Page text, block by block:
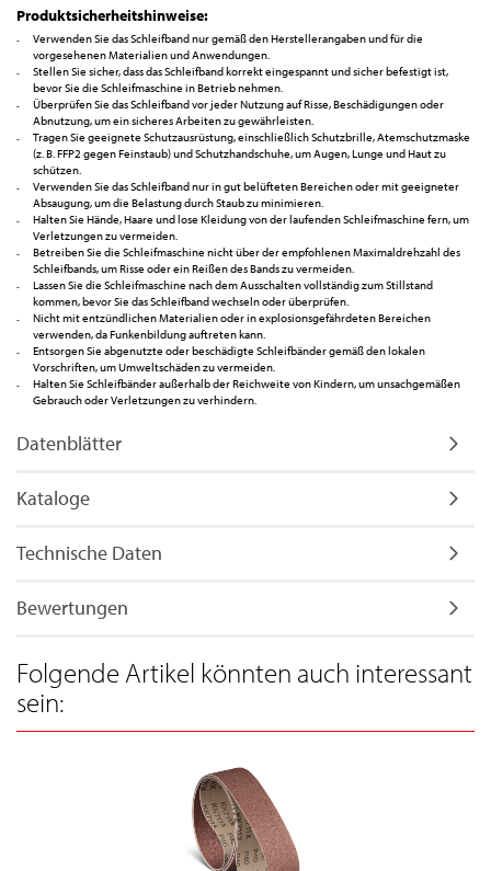
Produktsicherheitshinweise:
Verwenden Sie das Schleifband nur gemäß den Herstellerangaben und für die
vorgesehenen Materialien und Anwendungen.
Stellen Sie sicher, dass das Schleifband korrekt eingespannt und sicher befestigt ist,
bevor Sie die Schleifmaschine in Betrieb nehmen.
Überprüfen Sie das Schleifband vor jeder Nutzung auf Risse, Beschädigungen oder
Abnutzung, um ein sicheres Arbeiten zu gewährleisten.
Tragen Sie geeignete Schutzausrüstung, einschließlich Schutzbrille, Atemschutzmaske
(z. B. FFP2 gegen Feinstaub) und Schutzhandschuhe, um Augen, Lunge und Haut zu
schützen.
Verwenden Sie das Schleifband nur in gut belüfteten Bereichen oder mit geeigneter
Absaugung, um die Belastung durch Staub zu minimieren.
Halten Sie Hände, Haare und lose Kleidung von der laufenden Schleifmaschine fern, um
Verletzungen zu vermeiden.
Betreiben Sie die Schleifmaschine nicht über der empfohlenen Maximaldrehzahl des
Schleifbands, um Risse oder ein Reißen des Bands zu vermeiden.
Lassen Sie die Schleifmaschine nach dem Ausschalten vollständig zum Stillstand
kommen, bevor Sie das Schleifband wechseln oder überprüfen.
Nicht mit entzündlichen Materialien oder in explosionsgefährdeten Bereichen
verwenden, da Funkenbildung auftreten kann.
Entsorgen Sie abgenutzte oder beschädigte Schleifbänder gemäß den lokalen
Vorschriften, um Umweltschäden zu vermeiden.
Halten Sie Schleifbänder außerhalb der Reichweite von Kindern, um unsachgemäßen
Gebrauch oder Verletzungen zu verhindern.
Datenblätter
Kataloge
Technische Daten
Bewertungen
Folgende Artikel könnten auch interessant
sein: